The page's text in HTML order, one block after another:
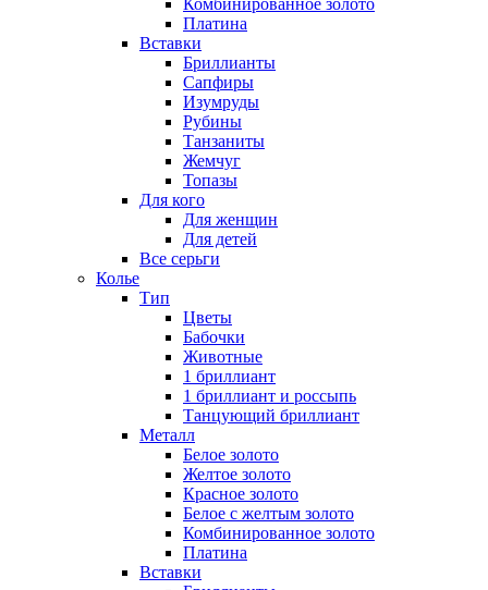
Комбинированное золото
Платина
Вставки
Бриллианты
Сапфиры
Изумруды
Рубины
Танзаниты
Жемчуг
Топазы
Для кого
Для женщин
Для детей
Все серьги
Колье
Тип
Цветы
Бабочки
Животные
1 бриллиант
1 бриллиант и россыпь
Танцующий бриллиант
Металл
Белое золото
Желтое золото
Красное золото
Белое с желтым золото
Комбинированное золото
Платина
Вставки